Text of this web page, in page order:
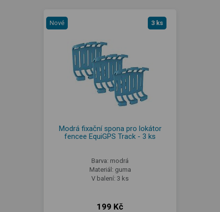
Nové 3 ks
Modrá fixační spona pro lokátor
fencee EquiGPS Track - 3 ks
Barva: modrá
Materiál: guma
V balení: 3 ks
199 Kč